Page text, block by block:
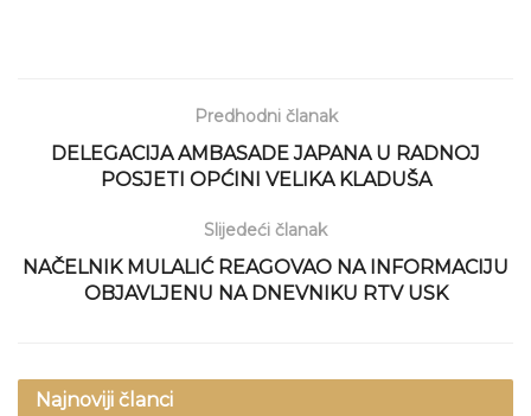
Predhodni članak
DELEGACIJA AMBASADE JAPANA U RADNOJ
POSJETI OPĆINI VELIKA KLADUŠA
Slijedeći članak
NAČELNIK MULALIĆ REAGOVAO NA INFORMACIJU
OBJAVLJENU NA DNEVNIKU RTV USK
Najnoviji članci